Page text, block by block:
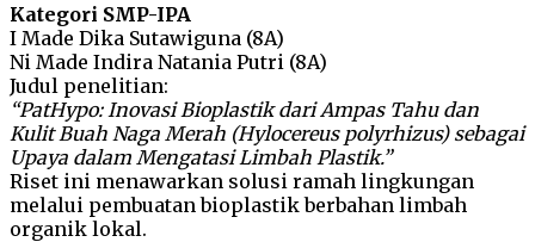
Kategori SMP-IPA
I Made Dika Sutawiguna (8A)
Ni Made Indira Natania Putri (8A)
Judul penelitian:
“PatHypo: Inovasi Bioplastik dari Ampas Tahu dan
Kulit Buah Naga Merah (Hylocereus polyrhizus) sebagai
Upaya dalam Mengatasi Limbah Plastik.”
Riset ini menawarkan solusi ramah lingkungan
melalui pembuatan bioplastik berbahan limbah
organik lokal.